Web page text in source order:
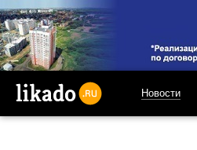
Новости